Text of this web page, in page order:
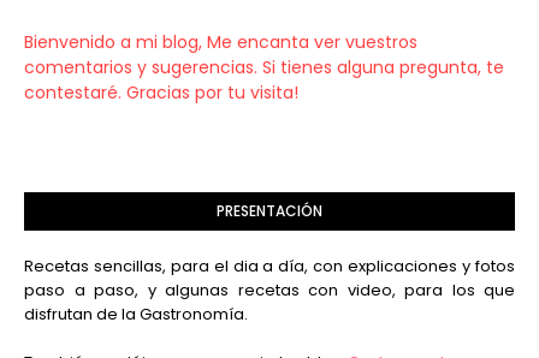
Bienvenido a mi blog, Me encanta ver vuestros
comentarios y sugerencias. Si tienes alguna pregunta, te
contestaré. Gracias por tu visita!
PRESENTACIÓN
Recetas sencillas, para el dia a día, con explicaciones y fotos
paso a paso, y algunas recetas con video, para los que
disfrutan de la Gastronomía.